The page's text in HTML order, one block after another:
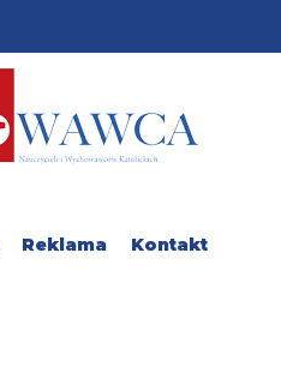
Reklama Kontakt